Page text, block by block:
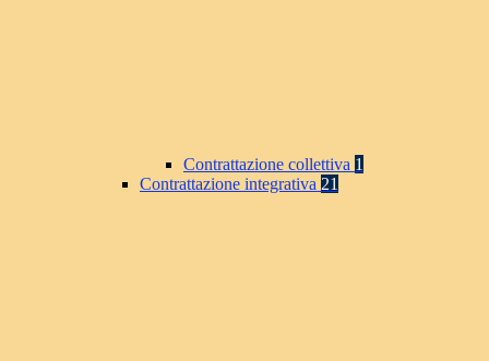
Contrattazione collettiva 1
Contrattazione integrativa 21